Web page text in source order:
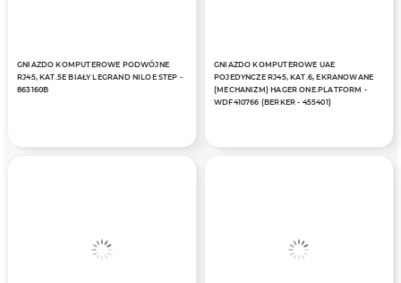
GNIAZDO KOMPUTEROWE PODWÓJNE
RJ45, KAT.5E BIAŁY LEGRAND NILOE STEP -
863160B
GNIAZDO KOMPUTEROWE UAE
POJEDYNCZE RJ45, KAT.6, EKRANOWANE
(MECHANIZM) HAGER ONE.PLATFORM -
WDF410766 (BERKER - 455401)